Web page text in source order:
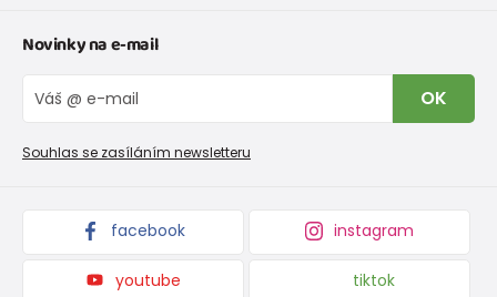
Tabulka velikostí obuvi
Vrácení zboží a reklamace
Reklamační řád
O nás
Blog
Velkoobchod PiDiLiDi
Affiliate program
Kolekce zboží
Novinky na e-mail
OK
Souhlas se zasíláním newsletteru
facebook instagram
youtube tiktok